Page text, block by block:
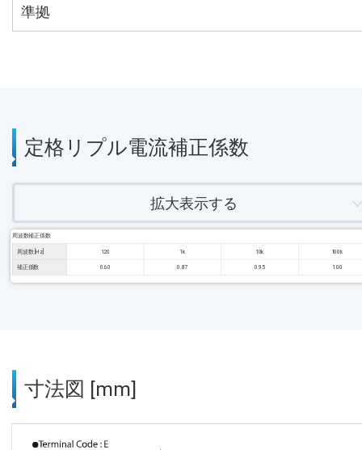
準拠
定格リプル電流補正係数
拡大表示する
周波数補正係数
周波数 [Hz] 120 1k 10k 100k
補正係数 0.60 0.87 0.95 1.00
寸法図 [mm]